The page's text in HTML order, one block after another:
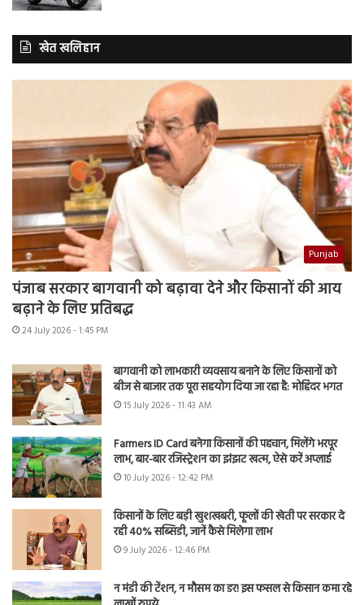
खेत खलिहान
Punjab
पंजाब सरकार बागवानी को बढ़ावा देने और किसानों की आय
बढ़ाने के लिए प्रतिबद्ध
24 July 2026 - 1:45 PM
बागवानी को लाभकारी व्यवसाय बनाने के लिए किसानों को
बीज से बाजार तक पूरा सहयोग दिया जा रहा है: मोहिंदर भगत
15 July 2026 - 11:43 AM
Farmers ID Card बनेगा किसानों की पहचान, मिलेंगे भरपूर
लाभ, बार-बार रजिस्ट्रेशन का झंझट खत्म, ऐसे करें अप्लाई
10 July 2026 - 12:42 PM
किसानों के लिए बड़ी खुशखबरी, फूलों की खेती पर सरकार दे
रही 40% सब्सिडी, जानें कैसे मिलेगा लाभ
9 July 2026 - 12:46 PM
न मंडी की टेंशन, न मौसम का डर! इस फसल से किसान कमा रहे